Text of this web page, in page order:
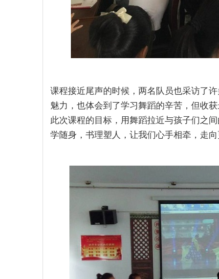
课程接近尾声的时候，两名队员也采访了
魅力，也体会到了学习舞蹈的辛苦，但收
此次课程的目标，用舞蹈拉近与孩子们之
学随身，书理塑人，让我们心手相牵，走